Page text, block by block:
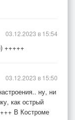
+++++
03.12.2023 в 15:54
ну, ни
как острый
В Костроме
03.12.2023 в 15:50